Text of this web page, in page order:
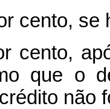
cento, se
cento,
que o
não